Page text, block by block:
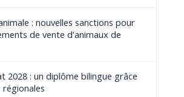
: nouvelles sanctions pour
de vente d’animaux de
2028 : un diplôme bilingue grâce
régionales